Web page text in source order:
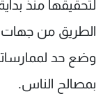
لتحقيقها منذ
الطريق من جهات
وضع حد
بمصالح الناس.